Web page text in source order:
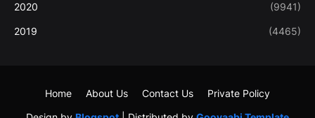
2020 (9941)
2019 (4465)
Home About Us Contact Us Private Policy